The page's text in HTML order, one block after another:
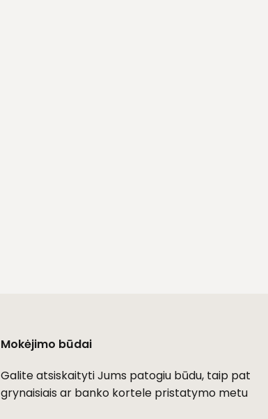
Mokėjimo būdai
Galite atsiskaityti Jums patogiu būdu, taip pat
grynaisiais ar banko kortele pristatymo metu